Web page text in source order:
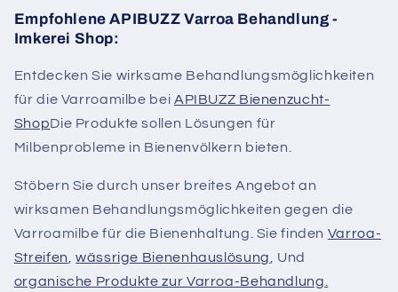
Empfohlene APIBUZZ Varroa Behandlung -
Imkerei Shop:
Entdecken Sie wirksame Behandlungsmöglichkeiten
für die Varroamilbe bei APIBUZZ Bienenzucht-
ShopDie Produkte sollen Lösungen für
Milbenprobleme in Bienenvölkern bieten.
Stöbern Sie durch unser breites Angebot an
wirksamen Behandlungsmöglichkeiten gegen die
Varroamilbe für die Bienenhaltung. Sie finden Varroa-
Streifen
,wässrige Bienenhauslösung
, Und
organische Produkte zur Varroa-Behandlung.